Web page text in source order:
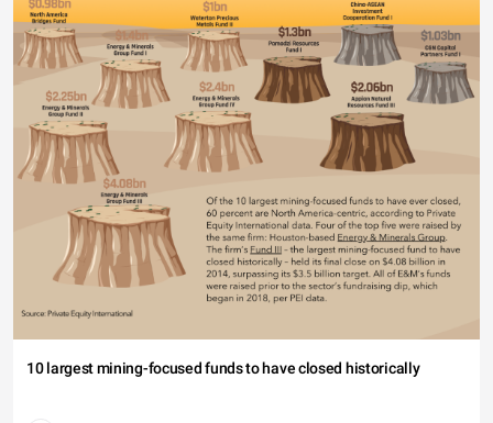
10 largest mining-focused funds to have closed historically